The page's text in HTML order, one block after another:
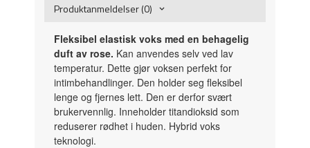
Produktanmeldelser (0)
Fleksibel elastisk voks med en behagelig
duft av rose. Kan anvendes selv ved lav
temperatur. Dette gjør voksen perfekt for
intimbehandlinger. Den holder seg fleksibel
lenge og fjernes lett. Den er derfor svært
brukervennlig. Inneholder titandioksid som
reduserer rødhet i huden. Hybrid voks
teknologi.